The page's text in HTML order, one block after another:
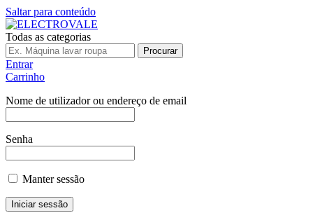
Saltar para conteúdo
Todas as categorias
Procurar
Entrar
Carrinho
Nome de utilizador ou endereço de email
Senha
Manter sessão